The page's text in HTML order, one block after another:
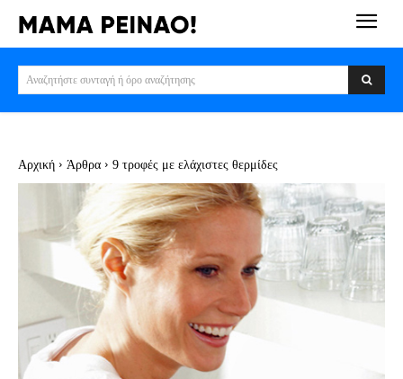
Αναζητήστε συνταγή ή όρο αναζήτησης
Αρχική Άρθρα 9 τροφές με ελάχιστες θερμίδες